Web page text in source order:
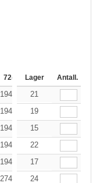
72-143 144-287
Lager Antall.
194.79 184.98
21
194.79 184.98
19
194.79 184.98
15
194.79 184.98
22
194.79 184.98
17
274.96 261.24
24